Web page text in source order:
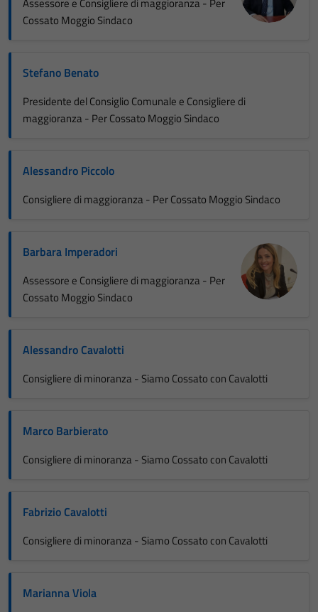
Cossato Moggio Sindaco
Stefano Benato
Presidente del Consiglio Comunale e Consigliere di
maggioranza - Per Cossato Moggio Sindaco
Alessandro Piccolo
Consigliere di maggioranza - Per Cossato Moggio Sindaco
Barbara Imperadori
Assessore e Consigliere di maggioranza - Per
Cossato Moggio Sindaco
Alessandro Cavalotti
Consigliere di minoranza - Siamo Cossato con Cavalotti
Marco Barbierato
Consigliere di minoranza - Siamo Cossato con Cavalotti
Fabrizio Cavalotti
Consigliere di minoranza - Siamo Cossato con Cavalotti
Marianna Viola